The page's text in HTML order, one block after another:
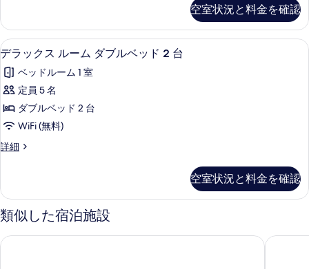
る
べ
て
の
写
真
を
表
示
る
細
ク
イ
ー
ン
ベ
ッ
ド
1
す
べ
て
ス
ル
ー
ク
イ
ン
ベ
ド
詳
細
空室状況と料金を確認
デ
ラ
ッ
ク
ス
ー
ダ
ブ
ル
ベ
デラックス ルーム ダブルベッド 2
5
デラックス ルーム ダブルベッド 2 台
ベッドルーム 1 室
定員 5 名
ダブルベッド 2 台
WiFi (無料)
詳細
デ
ス
ル
ー
ダ
空室状況と料金を確認
類似した宿泊施設
ザ ランチ アット デス バレー - インサイド ザ パーク パナミ